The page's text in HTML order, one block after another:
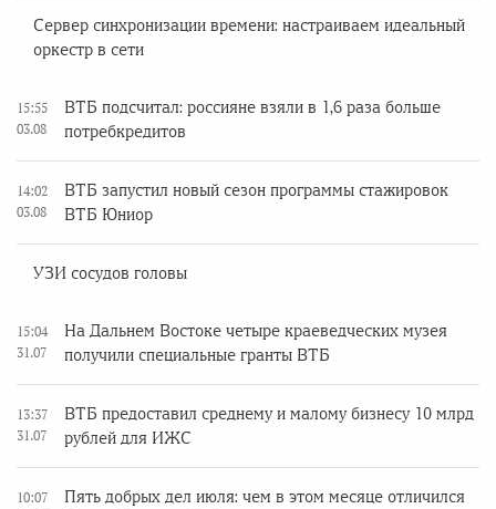
Сервер синхронизации времени: настраиваем идеальный
оркестр в сети
15:55
03.08
ВТБ подсчитал: россияне взяли в 1,6 раза больше
потребкредитов
14:02
03.08
ВТБ запустил новый сезон программы стажировок
ВТБ Юниор
УЗИ сосудов головы
15:04
31.07
На Дальнем Востоке четыре краеведческих музея
получили специальные гранты ВТБ
13:37
31.07
ВТБ предоставил среднему и малому бизнесу 10 млрд
рублей для ИЖС
10:07
Пять добрых дел июля: чем в этом месяце отличился